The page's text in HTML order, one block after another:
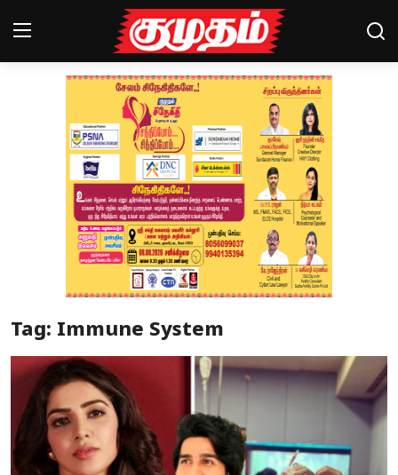
Magazines
Special Story
Business
Crime
Tag: Immune System